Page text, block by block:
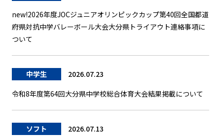
new!2026年度JOCジュニアオリンピックカップ第40回全国都道
府県対抗中学バレーボール大会大分県トライアウト連絡事項に
ついて
中学生 2026.07.23
令和8年度第64回大分県中学校総合体育大会結果掲載について
ソフト 2026.07.13